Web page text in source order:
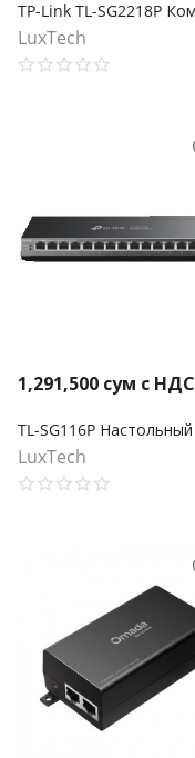
LuxTech
1,291,500 сум с НДС
LuxTech